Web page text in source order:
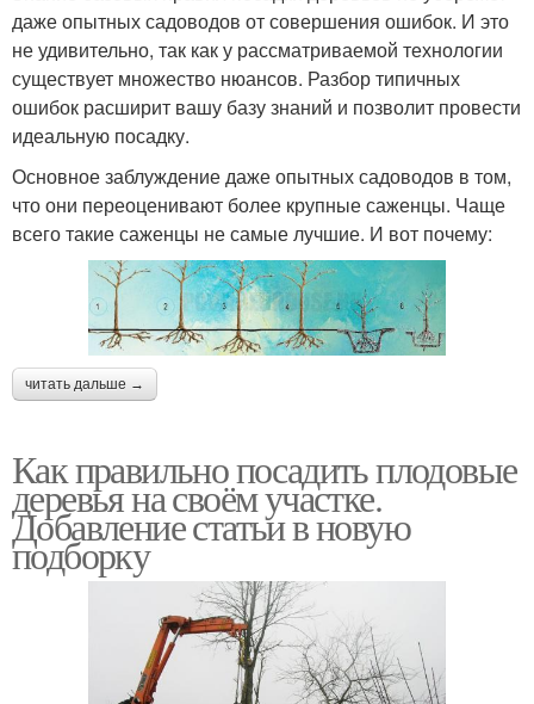
даже опытных садоводов от совершения ошибок. И это
не удивительно, так как у рассматриваемой технологии
существует множество нюансов. Разбор типичных
ошибок расширит вашу базу знаний и позволит провести
идеальную посадку.
Основное заблуждение даже опытных садоводов в том,
что они переоценивают более крупные саженцы. Чаще
всего такие саженцы не самые лучшие. И вот почему:
читать дальше →
Как правильно посадить плодовые
деревья на своём участке.
Добавление статьи в новую
подборку